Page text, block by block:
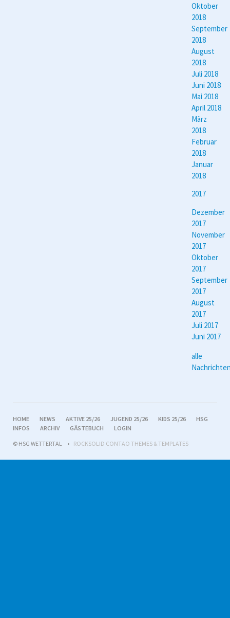
Oktober
2018
September
2018
August
2018
Juli 2018
Juni 2018
Mai 2018
April 2018
März
2018
Februar
2018
Januar
2018
2017
Dezember
2017
November
2017
Oktober
2017
September
2017
August
2017
Juli 2017
Juni 2017
alle
NAVIGATION
ÜBERSPRINGEN
HOME NEWS AKTIVE 25/26 JUGEND 25/26 KIDS 25/26
HSG
INFOS
ARCHIV GÄSTEBUCH
LOGIN
© HSG WETTERTAL
ROCKSOLID CONTAO THEMES & TEMPLATES